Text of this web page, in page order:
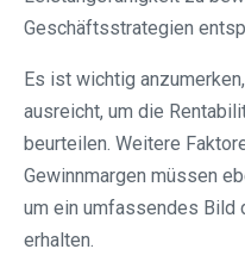
Geschäftsstrategien
Es ist wichtig
ausreicht, um die
beurteilen. Weitere
Gewinnmargen müssen
um ein umfassendes Bild
erhalten.